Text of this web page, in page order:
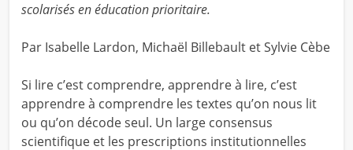
scolarisés en éducation prioritaire.
Par Isabelle Lardon, Michaël Billebault et Sylvie Cèbe
Si lire c’est comprendre, apprendre à lire, c’est
apprendre à comprendre les textes qu’on nous lit
ou qu’on décode seul. Un large consensus
scientifique et les prescriptions institutionnelles